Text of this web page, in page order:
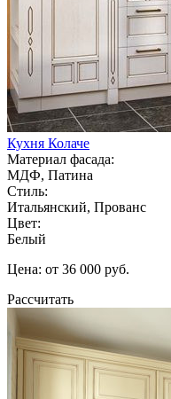
Кухня Колаче
Материал фасада:
МДФ, Патина
Стиль:
Итальянский, Прованс
Цвет:
Белый
Цена: от 36 000 руб.
Рассчитать